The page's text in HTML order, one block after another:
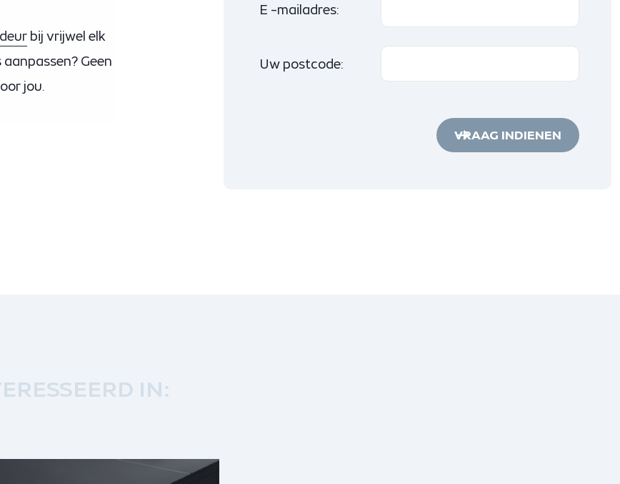
bij vrijwel elk
Geen
jou.
E -mailadres:
Uw postcode:
VRAAG INDIENEN
IN: